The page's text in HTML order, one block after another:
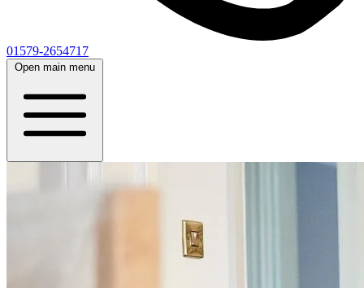
01579-2654717
Open main menu